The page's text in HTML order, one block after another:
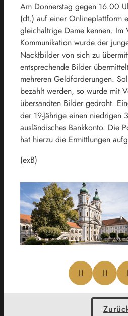
Am Donnerstag gegen 16.00
(dt.) auf einer Onlineplattform
gleichaltrige Dame kennen. Im
Kommunikation wurde der
Nacktbilder von sich zu
entsprechende Bilder
mehreren Geldforderungen.
bezahlt werden, so wurde mit
übersandten Bilder gedroht.
der 19-Jährige einen niedrigen
ausländisches Bankkonto. Die
hat hierzu die Ermittlungen
(exB)